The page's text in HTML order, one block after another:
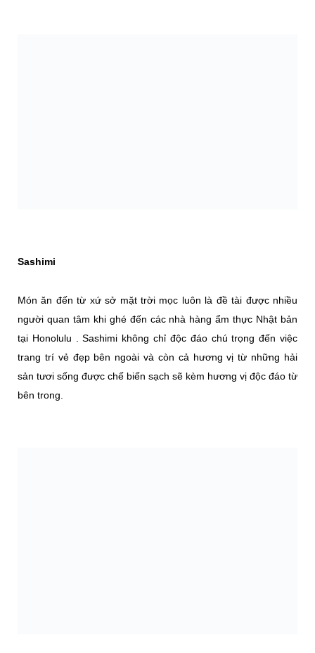
Sashimi
Món ăn đến từ xứ sở mặt trời mọc luôn là đề tài được nhiều
người quan tâm khi ghé đến các nhà hàng ẩm thực Nhật bản
tại Honolulu . Sashimi không chỉ độc đáo chú trọng đến việc
trang trí vẻ đẹp bên ngoài và còn cả hương vị từ những hải
sản tươi sống được chế biến sạch sẽ kèm hương vị độc đáo từ
bên trong.